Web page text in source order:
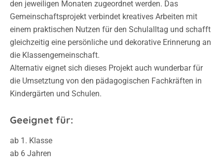
einem praktischen Nutzen für den Schulalltag und schafft
gleichzeitig eine persönliche und dekorative Erinnerung an
die Klassengemeinschaft.
Alternativ eignet sich dieses Projekt auch wunderbar für
die Umsetztung von den pädagogischen Fachkräften in
Kindergärten und Schulen.
ab 1. Klasse
ab 6 Jahren